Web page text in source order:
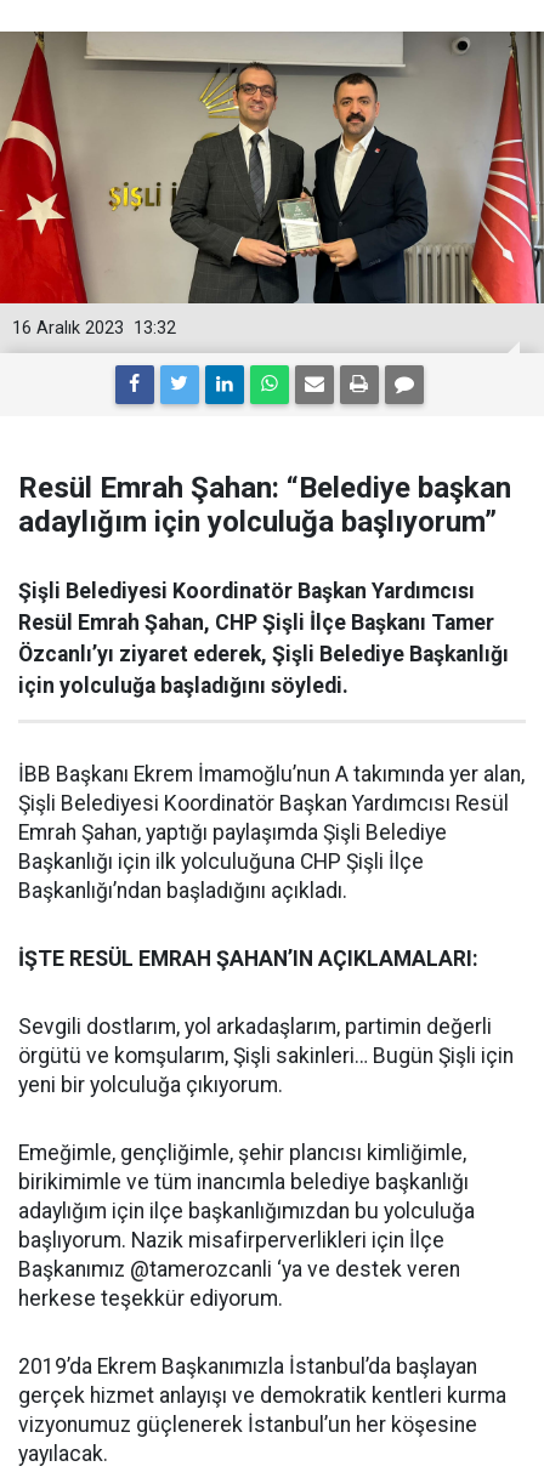
13:32
16 Aralık 2023
Resül Emrah Şahan: “Belediye başkan
adaylığım için yolculuğa başlıyorum”
Şişli Belediyesi Koordinatör Başkan Yardımcısı
Resül Emrah Şahan, CHP Şişli İlçe Başkanı Tamer
Özcanlı’yı ziyaret ederek, Şişli Belediye Başkanlığı
için yolculuğa başladığını söyledi.
İBB Başkanı Ekrem İmamoğlu’nun A takımında yer alan,
Şişli Belediyesi Koordinatör Başkan Yardımcısı Resül
Emrah Şahan, yaptığı paylaşımda Şişli Belediye
Başkanlığı için ilk yolculuğuna CHP Şişli İlçe
Başkanlığı’ndan başladığını açıkladı.
İŞTE RESÜL EMRAH ŞAHAN’IN AÇIKLAMALARI:
Sevgili dostlarım, yol arkadaşlarım, partimin değerli
örgütü ve komşularım, Şişli sakinleri… Bugün Şişli için
yeni bir yolculuğa çıkıyorum.
Emeğimle, gençliğimle, şehir plancısı kimliğimle,
birikimimle ve tüm inancımla belediye başkanlığı
adaylığım için ilçe başkanlığımızdan bu yolculuğa
başlıyorum. Nazik misafirperverlikleri için İlçe
Başkanımız @tamerozcanli ‘ya ve destek veren
herkese teşekkür ediyorum.
2019’da Ekrem Başkanımızla İstanbul’da başlayan
gerçek hizmet anlayışı ve demokratik kentleri kurma
vizyonumuz güçlenerek İstanbul’un her köşesine
yayılacak.